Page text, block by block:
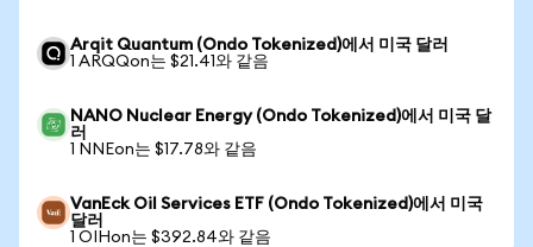
Arqit Quantum (Ondo Tokenized)에서 미국 달러
1 ARQQon는 $21.41와 같음
NANO Nuclear Energy (Ondo Tokenized)에서 미국 달
러
1 NNEon는 $17.78와 같음
VanEck Oil Services ETF (Ondo Tokenized)에서 미국
달러
1 OIHon는 $392.84와 같음